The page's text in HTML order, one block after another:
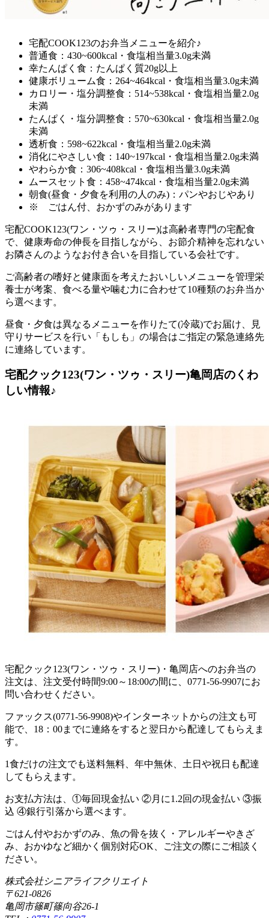
宅配COOK123のお弁当メニューを紹介♪
普通食：430~600kcal・食塩相当量3.0g未満
幸たんぱく食：たんぱく質20g以上
健康ボリューム食：264~464kcal・食塩相当量3.0g未満
カロリー・塩分調整食：514~538kcal・食塩相当量2.0g
未満
たんぱく・塩分調整食：570~630kcal・食塩相当量2.0g
未満
透析食：598~622kcal・食塩相当量2.0g未満
消化にやさしい食：140~197kcal・食塩相当量2.0g未満
やわらか食：306~408kcal・食塩相当量3.0g未満
ムースセット食：458~474kcal・食塩相当量2.0g未満
朝食(昼食・夕食を利用の人のみ)：パンやおじやあり
※ ごはん付、おかずのみがあります
宅配COOK123(ワン・ツゥ・スリー)は高齢者専門の宅配食
で、健康寿命の伸長を目指しながら、お節介精神を忘れない
お隣さんのようなお付き合いを目指している会社です。
ご高齢者の嗜好と健康面を考えたおいしいメニューを管理栄
養士が考案、食べる量や噛む力に合わせて10種類のお弁当か
ら選べます。
昼食・夕食は異なるメニューを作りたて(冷蔵)でお届け、見
守りサービスを行い「もしも」の場合はご指定の緊急連絡先
に連絡しています。
宅配クック123(ワン・ツゥ・スリー)亀岡店のくわ
しい情報♪
宅配クック123(ワン・ツゥ・スリー)・亀岡店へのお弁当の
注文は、注文受付時間9:00～18:00の間に、0771-56-9907にお
問い合わせください。
ファックス(0771-56-9908)やインターネットからの注文も可
能で、18：00までに連絡をすると翌日から配達してもらえま
す。
1食だけの注文でも送料無料、年中無休、土日や祝日も配達
してもらえます。
お支払方法は、①毎回現金払い ②月に1.2回の現金払い ③振
込 ④銀行引落から選べます。
ごはん付やおかずのみ、魚の骨を抜く・アレルギーやきざ
み、おかゆなど細かく個別対応OK、ご注文の際にご相談く
ださい。
株式会社シニアライフクリエイト
〒621-0826
亀岡市篠町篠向谷26-1